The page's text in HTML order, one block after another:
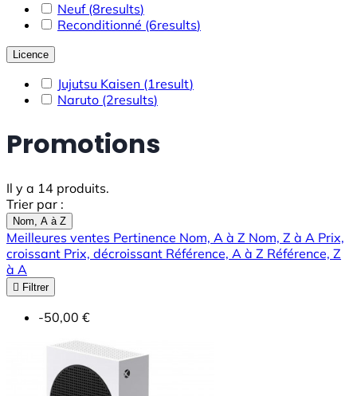
Neuf (8results)
Reconditionné (6results)
Licence
Jujutsu Kaisen (1result)
Naruto (2results)
Promotions
Il y a 14 produits.
Trier par :
Nom, A à Z
Meilleures ventes Pertinence Nom, A à Z Nom, Z à A Prix,
croissant Prix, décroissant Référence, A à Z Référence, Z
à A
 Filtrer
-50,00 €